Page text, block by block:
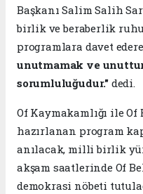
Başkanı Salim Salih
birlik ve beraberlik
programlara davet
unutmamak ve
sorumluluğudur." dedi.
Of Kaymakamlığı ile
hazırlanan program
anılacak, milli birlik
akşam saatlerinde Of
demokrasi nöbeti